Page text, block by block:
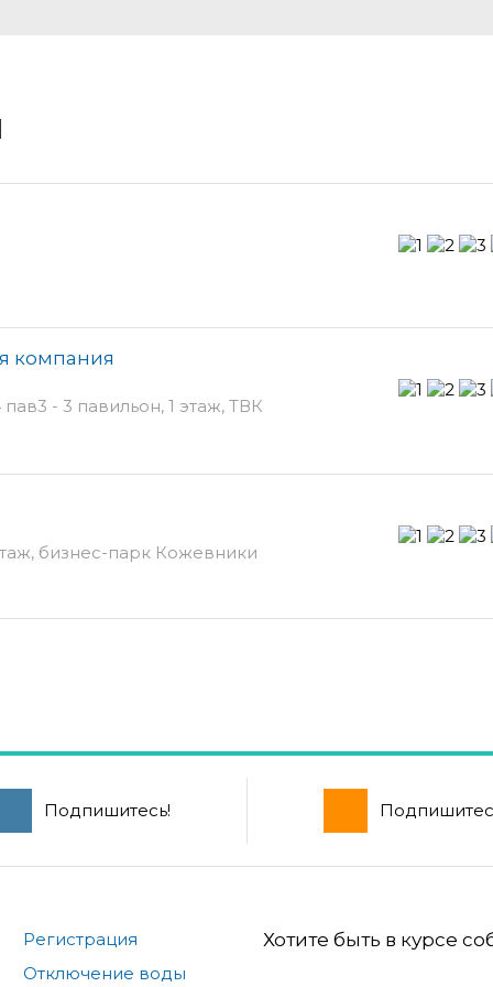
компания
- 3 павильон, 1 этаж, ТВК
бизнес-парк Кожевники
Подпишитесь!
Регистрация
Отключение воды
Хотите быть в курсе